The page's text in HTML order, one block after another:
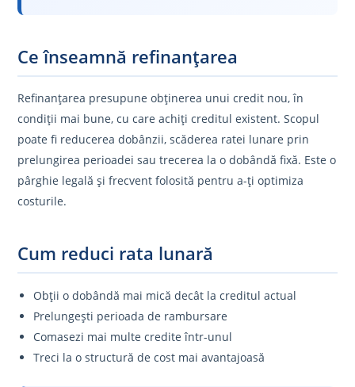
Ce înseamnă refinanțarea
Refinanțarea presupune obținerea unui credit nou, în
condiții mai bune, cu care achiți creditul existent. Scopul
poate fi reducerea dobânzii, scăderea ratei lunare prin
prelungirea perioadei sau trecerea la o dobândă fixă. Este o
pârghie legală și frecvent folosită pentru a-ți optimiza
costurile.
Cum reduci rata lunară
Obții o dobândă mai mică decât la creditul actual
Prelungești perioada de rambursare
Comasezi mai multe credite într-unul
Treci la o structură de cost mai avantajoasă